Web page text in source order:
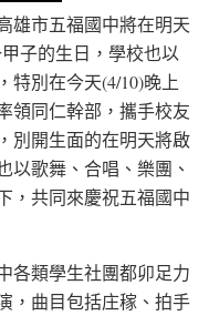
雄市五福國中將在明天
子的生日，學校也以
特別在今天(4/10)晚上
領同仁幹部，攜手校友
別開生面的在明天將啟
以歌舞、合唱、樂團、
，共同來慶祝五福國中
各類學生社團都卯足力
，曲目包括庄稼、拍手